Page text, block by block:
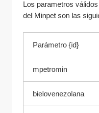
Los parametros
del Minpet son las
Parámetro {id}
mpetromin
bielovenezolana